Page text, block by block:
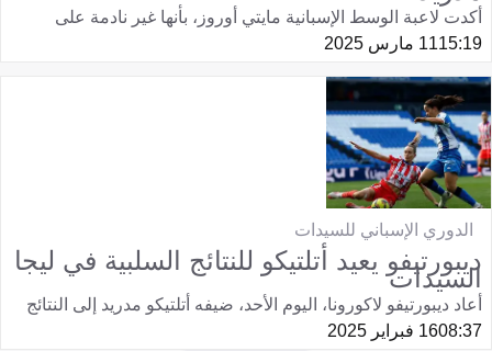
أكدت لاعبة الوسط الإسبانية مايتي أوروز، بأنها غير نادمة على
15:1911 مارس 2025
الدوري الإسباني للسيدات
ديبورتيفو يعيد أتلتيكو للنتائج السلبية في ليجا
السيدات
أعاد ديبورتيفو لاكورونا، اليوم الأحد، ضيفه أتلتيكو مدريد إلى النتائج
08:3716 فبراير 2025